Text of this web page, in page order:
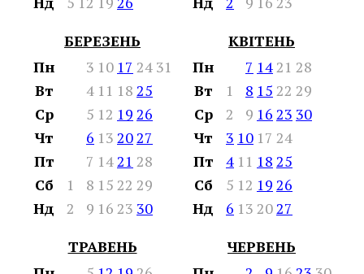
БЕРЕЗЕНЬ
Пн
3 10 17 24 31
Вт
4 11 18 25
Ср
5 12 19 26
Чт
6 13 2027
Пт
7 1421 28
Сб
1 8 15 22 29
Нд
2 9 16 23 30
КВІТЕНЬ
Пн
7 1421 28
Вт
1 8 15 22 29
Ср
2 9 16 23 30
Чт
3 10 17 24
Пт
4 11 18 25
Сб
5 12 19 26
Нд
6 13 2027
ТРАВЕНЬ
ЧЕРВЕНЬ